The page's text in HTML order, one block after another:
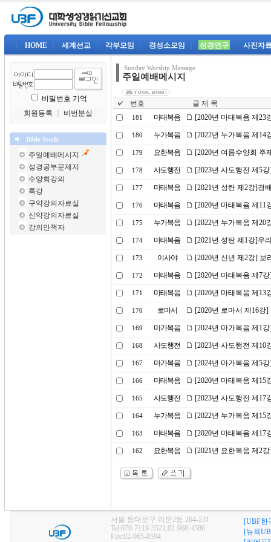
HOME 세계선교 각부모임 경성소모임 성경연구 사진자
비밀번호 기억
회원등록
비번분실
Bible Study
주일예배메시지
성경공부문제지
수양회강의
특강
구약강의자료실
신약강의자료실
강의안책자
Sunday Worship Message
주일예배메시지
번호 글 제 목
181 마태복음 [2020년 마태복음 제23
180 누가복음 [2022년 누가복음 제14
179 요한복음 [2020년 여름수양회 주
178 사도행전 [2023년 사도행전 제5
177 마태복음 [2021년 성탄 제2강]경
176 마태복음 [2020년 마태복음 제11
175 누가복음 [2022년 누가복음 제20
174 마태복음 [2021년 성탄 제1강]우
173 이사야 [2020년 신년 제2강] 보
172 마태복음 [2020년 마태복음 제7
171 마태복음 [2020년 마태복음 제13
170 로마서 [2020년 로마서 제16강
169 마가복음 [2024년 마가복음 제1
168 사도행전 [2023년 사도행전 제10
167 마가복음 [2024년 마가복음 제5
166 마태복음 [2020년 마태복음 제15
165 사도행전 [2023년 사도행전 제17
164 누가복음 [2022년 누가복음 제15
163 마태복음 [2020년 마태복음 제17
162 요한복음 [2021년 요한복음 제2
서울 동대문구 이문2동 264-231
Tel:070-7119-3521,02-968-4586
Fax:02-965-8594
[UBF한
[뉴욕